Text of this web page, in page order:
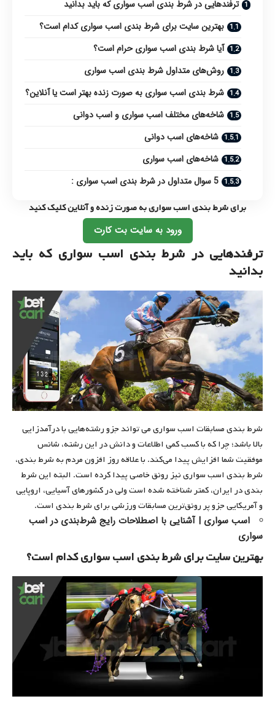
ترفندهایی در شرط بندی اسب سواری که باید بدانید
بهترین سایت برای شرط بندی اسب سواری کدام است؟
آیا شرط بندی اسب سواری حرام است؟
روش‌های متداول شرط بندی اسب سواری
شرط بندی اسب سواری به صورت زنده بهتر است یا آنلاین؟
شاخه‌های مختلف اسب سواری و اسب دوانی
شاخه‌های اسب دوانی
شاخه‌های اسب سواری
5 سوال متداول در شرط بندی اسب سواری :
برای شرط بندی اسب سواری به صورت زنده و آنلاین کلیک کنید
ورود به سایت بت کارت
ترفندهایی در شرط بندی اسب سواری که باید
بدانید
شرط بندی مسابقات اسب سواری می تواند جزو رشته‌هایی با درآمدزایی
بالا باشد؛ چرا که با کسب کمی اطلاعات و دانش در این رشته، شانس
موفقیت شما افزایش پیدا می‌کند. با علاقه روز افزون مردم به شرط بندی،
شرط بندی اسب سواری نیز رونق خاصی پیدا کرده است. البته این شرط
بندی در ایران، کمتر شناخته شده است ولی در کشورهای آسیایی، اروپایی
و آمریکایی جزو پر رونق‌ترین مسابقات ورزشی برای شرط بندی است.
اسب سواری | آشنایی با اصطلاحات رایج شرط‌بندی در اسب
سواری
بهترین سایت برای شرط بندی اسب سواری کدام است؟